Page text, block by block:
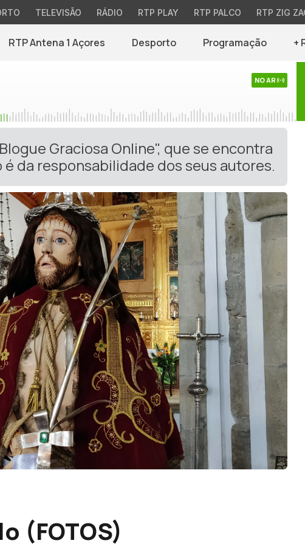
TELEVISÃO RÁDIO RTP PLAY RTP PALCO RTP ZIG
RTP Antena 1 Açores Desporto Programação +
NO AR
Graciosa Online", que se encontra
da responsabilidade dos seus autores.
(FOTOS)